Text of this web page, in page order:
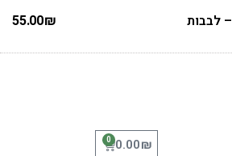
55.00₪
0.00₪
0